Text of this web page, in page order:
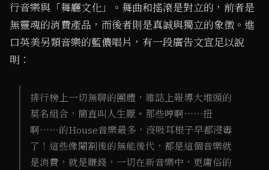
行音樂與「舞廳文化」。舞曲和搖滾是對立的，前者是
無靈魂的消費產品，而後者則是真誠與獨立的象徵。進
口英美另類音樂的藍儂唱片，有一段廣告文宣足以說
明：
排行榜上一切無聊的團體，雜誌上報導大堆頭的
莫名組合，簡直叫人生厭。那些哼啊⋯⋯扭
啊⋯⋯的House音樂最多，沒吸耳根子早都浸毒
了！這些像閹割後的無能後代，都是這個音樂就
是消費，就是賺錢，一切在新音樂中，更庸俗的